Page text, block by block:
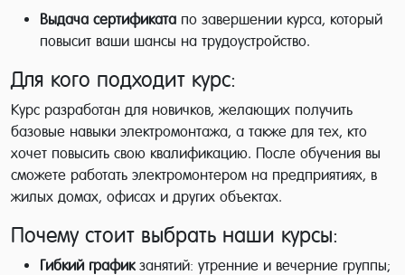
Выдача сертификата по завершении курса, который
повысит ваши шансы на трудоустройство.
Для кого подходит курс:
Курс разработан для новичков, желающих получить
базовые навыки электромонтажа, а также для тех, кто
хочет повысить свою квалификацию. После обучения вы
сможете работать электромонтером на предприятиях, в
жилых домах, офисах и других объектах.
Почему стоит выбрать наши курсы:
Гибкий графикзанятий: утренние и вечерние группы;